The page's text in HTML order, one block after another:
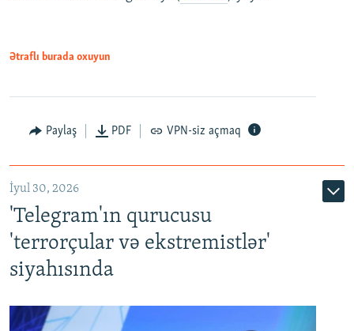
Ətraflı burada oxuyun
Paylaş PDF VPN-siz açmaq
İyul 30, 2026
'Telegram'ın qurucusu
'terrorçular və ekstremistlər'
siyahısında